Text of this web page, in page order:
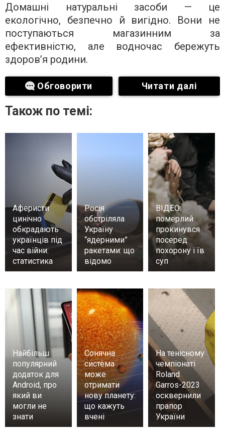
Домашні натуральні засоби — це
екологічно, безпечно й вигідно. Вони не
поступаються магазинним за
ефективністю, але водночас бережуть
здоров’я родини.
Обговорити Читати далі
Також по темі:
Аферисти
цинічно
обкрадають
українців під
час війни:
статистика
Росія
обстріляла
Україну
“ядерними”
ракетами: що
відомо
ВІДЕО:
померлий
прокинувся
посеред
похорону і їв
суп
Найбільш
популярний
додаток для
Android, про
який ви
могли не
знати
Сонячна
система
може
отримати
нову планету:
що кажуть
вчені
На тенісному
чемпіонаті
Roland
Garros-2023
осквернили
прапор
України